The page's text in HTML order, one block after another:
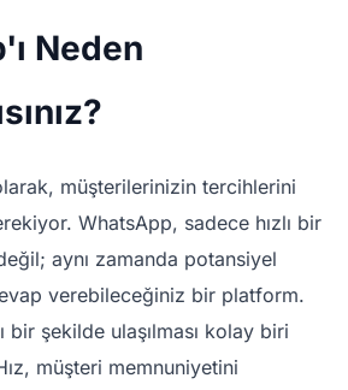
Neden
müşterilerinizin tercihlerini
WhatsApp, sadece hızlı bir
aynı zamanda potansiyel
verebileceğiniz bir platform.
bir şekilde ulaşılması kolay biri
müşteri memnuniyetini